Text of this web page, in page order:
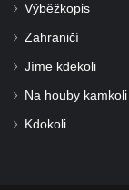
Pamětní
kapli svaté
Křečanech
Pomník
Výběžkopis
Zahraničí
Jíme kdekoli
Na houby kamkoli
Kdokoli